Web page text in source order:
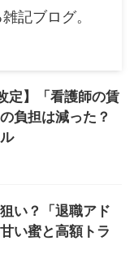
記ブログ。
定】「看護師の賃
負担は減った？
い？「退職アド
い蜜と高額トラ